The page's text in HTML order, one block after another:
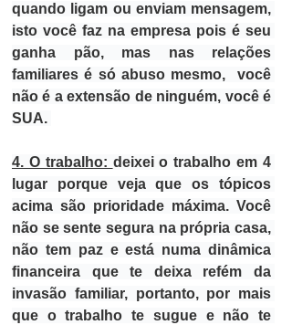
quando ligam ou enviam mensagem,
isto você faz na empresa pois é seu
ganha pão, mas nas relações
familiares é só abuso mesmo,  você
não é a extensão de ninguém, você é
SUA.
4. O trabalho: deixei o trabalho em 4
lugar porque veja que os tópicos
acima são prioridade máxima. Você
não se sente segura na própria casa,
não tem paz e está numa dinâmica
financeira que te deixa refém da
invasão familiar, portanto, por mais
que o trabalho te sugue e não te